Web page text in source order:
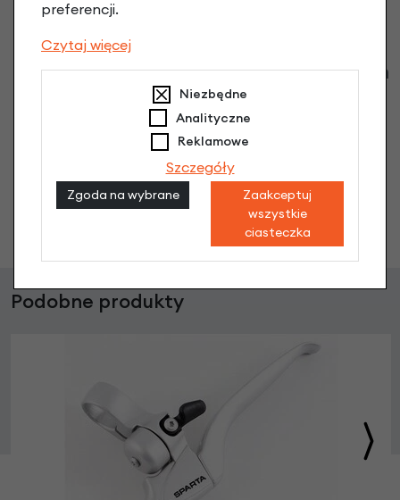
Klienci zadali następujące pytania o ten
produkt
Nikt wcześniej niemiał pytań do tego produktu? A Ty o
co chcesz zapytać?
Podobne produkty
preferencji.
Czytaj więcej
Niezbędne
Analityczne
Reklamowe
Szczegóły
Zgoda na wybrane
Zaakceptuj
wszystkie
ciasteczka